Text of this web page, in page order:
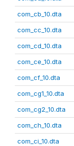
com_cb_10.dta
com_cc_10.dta
com_cd_10.dta
com_ce_10.dta
com_cf_10.dta
com_cg1_10.dta
com_cg2_10.dta
com_ch_10.dta
com_ci_10.dta